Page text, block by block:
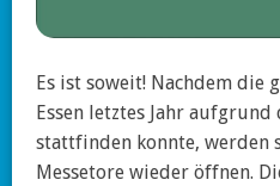
Es ist soweit! Nachdem die
Essen letztes Jahr
stattfinden konnte, werden
Messetore wieder öffnen.